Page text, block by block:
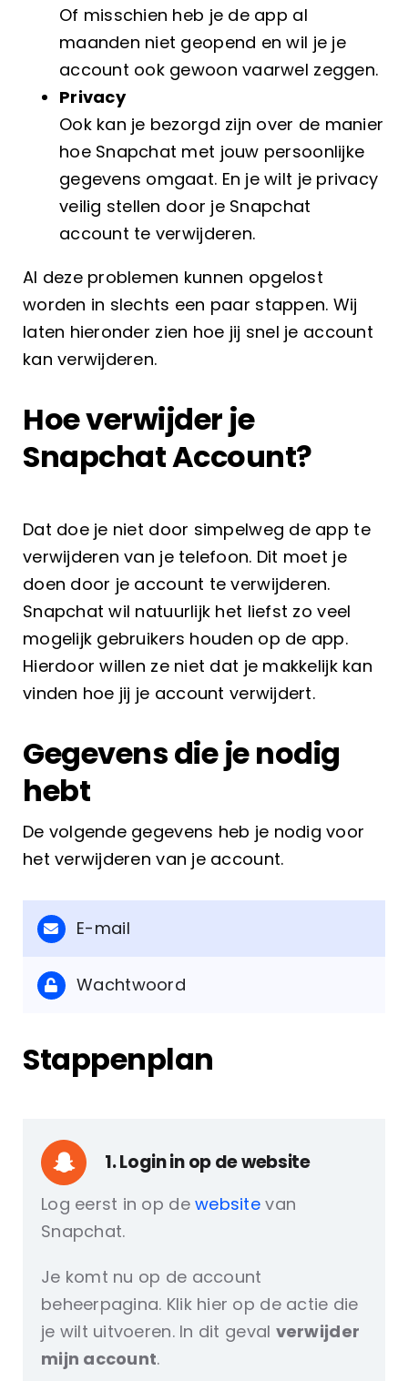
Of misschien heb je de app al
maanden niet geopend en wil je je
account ook gewoon vaarwel zeggen.
Privacy
Ook kan je bezorgd zijn over de manier
hoe Snapchat met jouw persoonlijke
gegevens omgaat. En je wilt je privacy
veilig stellen door je Snapchat
account te verwijderen.
Al deze problemen kunnen opgelost
worden in slechts een paar stappen. Wij
laten hieronder zien hoe jij snel je account
kan verwijderen.
Hoe verwijder je
Snapchat Account?
Dat doe je niet door simpelweg de app te
verwijderen van je telefoon. Dit moet je
doen door je account te verwijderen.
Snapchat wil natuurlijk het liefst zo veel
mogelijk gebruikers houden op de app.
Hierdoor willen ze niet dat je makkelijk kan
vinden hoe jij je account verwijdert.
Gegevens die je nodig
hebt
De volgende gegevens heb je nodig voor
het verwijderen van je account.
E-mail
Wachtwoord
Stappenplan
1. Login in op de website
Log eerst in op dewebsite van
Snapchat.
Je komt nu op de account
beheerpagina. Klik hier op de actie die
je wilt uitvoeren. In dit geval verwijder
mijn account.